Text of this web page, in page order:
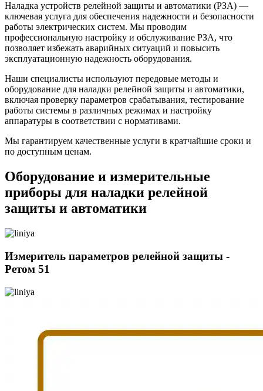
Наладка устройств релейной защиты и автоматики (РЗА) —
ключевая услуга для обеспечения надежности и безопасности
работы электрических систем. Мы проводим
профессиональную настройку и обслуживание РЗА, что
позволяет избежать аварийных ситуаций и повысить
эксплуатационную надежность оборудования.
Наши специалисты используют передовые методы и
оборудование для наладки релейной защиты и автоматики,
включая проверку параметров срабатывания, тестирование
работы системы в различных режимах и настройку
аппаратуры в соответствии с нормативами.
Мы гарантируем качественные услуги в кратчайшие сроки и
по доступным ценам.
Оборудование и измерительные
приборы для наладки релейной
защиты и автоматики
Измеритель параметров релейной защиты -
Ретом 51